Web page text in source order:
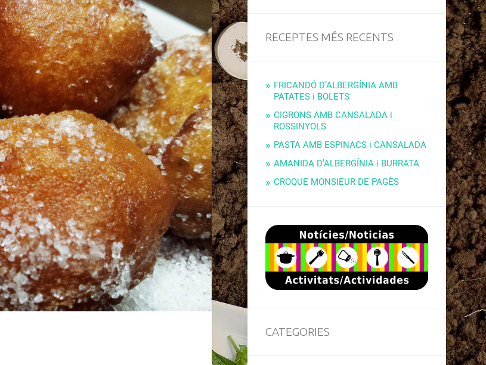
RECEPTES MÉS RECENTS
FRICANDÓ D’ALBERGÍNIA AMB
PATATES i BOLETS
CIGRONS AMB CANSALADA i
ROSSINYOLS
PASTA AMB ESPINACS i CANSALADA
AMANIDA D’ALBERGÍNIA i BURRATA
CROQUE MONSIEUR DE PAGÈS
CATEGORIES